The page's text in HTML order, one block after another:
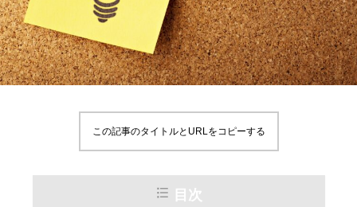
この記事のタイトルとURLをコピーする
目次